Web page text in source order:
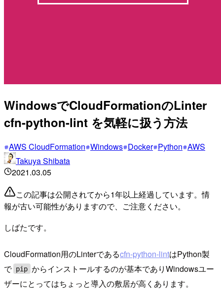
WindowsでCloudFormationのLinter
cfn-python-lint を気軽に扱う方法
AWS CloudFormation Windows Docker Python AWS
Takuya Shibata
2021.03.05
この記事は公開されてから1年以上経過しています。情
報が古い可能性がありますので、ご注意ください。
しばたです。
CloudFormation用のLinterであるcfn-python-lintはPython製
で pip からインストールするのが基本でありWindowsユー
ザーにとってはちょっと導入の敷居が高くあります。